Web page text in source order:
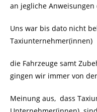
an jegliche
Uns war bis dato nicht
Taxiunternehmer(innen)
die Fahrzeuge samt
gingen wir immer von der
Meinung aus, dass